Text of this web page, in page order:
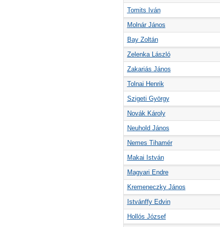
Tomits Iván
Molnár János
Bay Zoltán
Zelenka László
Zakariás János
Tolnai Henrik
Szigeti György
Novák Károly
Neuhold János
Nemes Tihamér
Makai István
Magyari Endre
Kremeneczky János
Istvánffy Edvin
Hollós József